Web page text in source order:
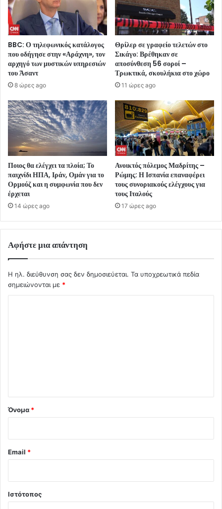
BBC: Ο τηλεφωνικός κατάλογος
που οδήγησε στην «Αράχνη», τον
αρχηγό των μυστικών υπηρεσιών
του Άσαντ
8 ώρες ago
Θρίλερ σε γραφείο τελετών στο
Σικάγο: Βρέθηκαν σε
αποσύνθεση 56 σοροί –
Τρωκτικά, σκουλήκια στο χώρο
11 ώρες ago
Ποιος θα ελέγχει τα πλοία; Το
παιχνίδι ΗΠΑ, Ιράν, Ομάν για το
Ορμούζ και η συμφωνία που δεν
έρχεται
14 ώρες ago
Ανοικτός πόλεμος Μαδρίτης –
Ρώμης: Η Ισπανία επαναφέρει
τους συνοριακούς ελέγχους για
τους Ιταλούς
17 ώρες ago
Αφήστε μια απάντηση
Η ηλ. διεύθυνση σας δεν δημοσιεύεται. Τα υποχρεωτικά πεδία
σημειώνονται με *
Όνομα *
Email *
Ιστότοπος